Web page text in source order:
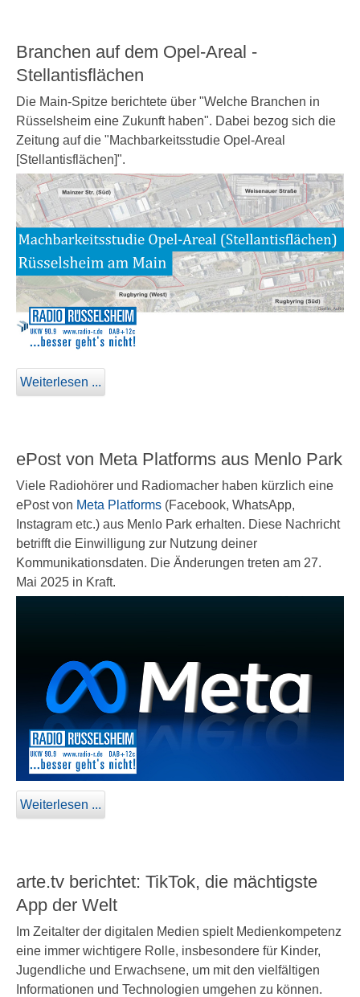
Branchen auf dem Opel-Areal -
Stellantisflächen
Die Main-Spitze berichtete über "Welche Branchen in
Rüsselsheim eine Zukunft haben". Dabei bezog sich die
Zeitung auf die "Machbarkeitsstudie Opel-Areal
[Stellantisflächen]".
Weiterlesen ...
ePost von Meta Platforms aus Menlo Park
Viele Radiohörer und Radiomacher haben kürzlich eine
ePost von Meta Platforms (Facebook, WhatsApp,
Instagram etc.) aus Menlo Park erhalten. Diese Nachricht
betrifft die Einwilligung zur Nutzung deiner
Kommunikationsdaten. Die Änderungen treten am 27.
Mai 2025 in Kraft.
Weiterlesen ...
arte.tv berichtet: TikTok, die mächtigste
App der Welt
Im Zeitalter der digitalen Medien spielt Medienkompetenz
eine immer wichtigere Rolle, insbesondere für Kinder,
Jugendliche und Erwachsene, um mit den vielfältigen
Informationen und Technologien umgehen zu können.